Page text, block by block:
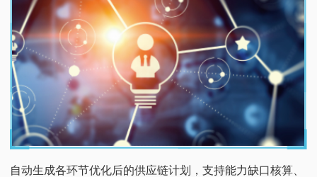
自动生成各环节优化后的供应链计划，支持能力缺口核算、